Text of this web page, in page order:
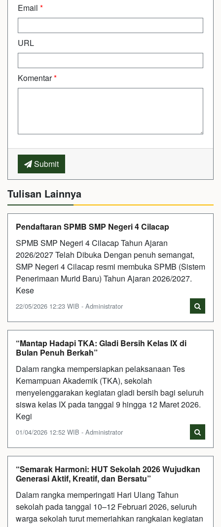
Email *
URL
Komentar*
Submit
Tulisan Lainnya
Pendaftaran SPMB SMP Negeri 4 Cilacap
SPMB SMP Negeri 4 Cilacap Tahun Ajaran
2026/2027 Telah Dibuka Dengan penuh semangat,
SMP Negeri 4 Cilacap resmi membuka SPMB (Sistem
Penerimaan Murid Baru) Tahun Ajaran 2026/2027.
Kese
22/05/2026 12:23 WIB - Administrator
“Mantap Hadapi TKA: Gladi Bersih Kelas IX di
Bulan Penuh Berkah”
Dalam rangka mempersiapkan pelaksanaan Tes
Kemampuan Akademik (TKA), sekolah
menyelenggarakan kegiatan gladi bersih bagi seluruh
siswa kelas IX pada tanggal 9 hingga 12 Maret 2026.
Kegi
01/04/2026 12:52 WIB - Administrator
“Semarak Harmoni: HUT Sekolah 2026 Wujudkan
Generasi Aktif, Kreatif, dan Bersatu”
Dalam rangka memperingati Hari Ulang Tahun
sekolah pada tanggal 10–12 Februari 2026, seluruh
warga sekolah turut memeriahkan rangkaian kegiatan